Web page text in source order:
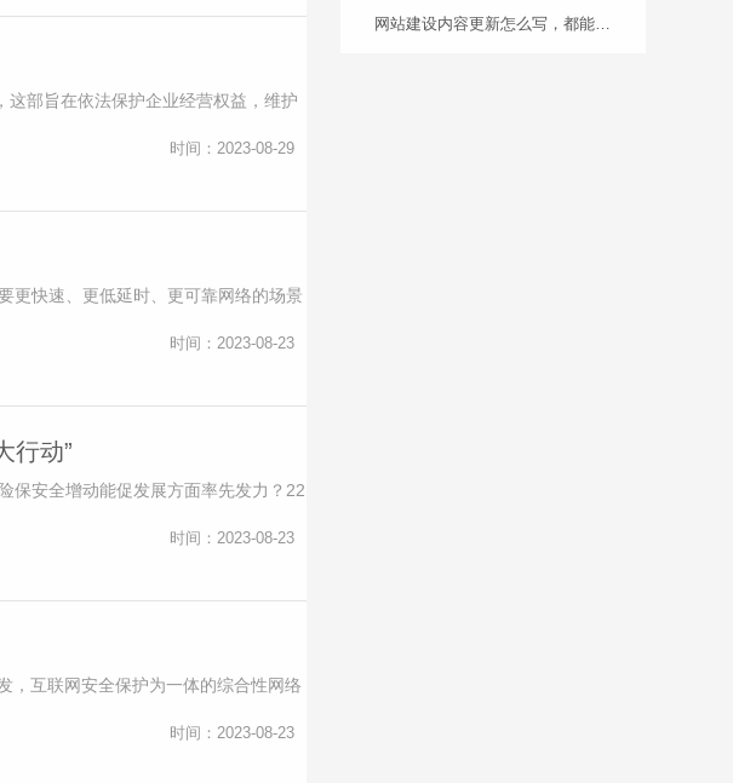
部旨在依法保护企业经营权益，维护
时间：2023-08-29
快速、更低延时、更可靠网络的场景
时间：2023-08-23
行动”
保安全增动能促发展方面率先发力？22
时间：2023-08-23
，互联网安全保护为一体的综合性网络
时间：2023-08-23
网站建设内容更新怎么写，都能从哪些方面进行编辑？